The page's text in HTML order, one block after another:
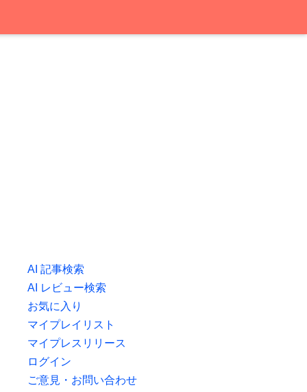
AI 記事検索
AI レビュー検索
お気に入り
マイプレイリスト
マイプレスリリース
ログイン
ご意見・お問い合わせ